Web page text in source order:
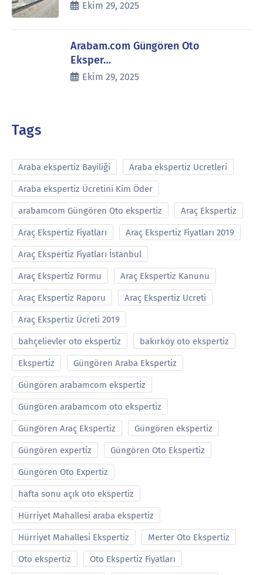
Ekim 29, 2025
Arabam.com Güngören Oto
Eksper…
Ekim 29, 2025
Tags
Araba ekspertiz Bayiliği Araba ekspertiz Ucretleri
Araba ekspertiz Ücretini Kim Öder
arabamcom Güngören Oto ekspertiz Araç Ekspertiz
Araç Ekspertiz Fiyatları Araç Ekspertiz Fiyatları 2019
Araç Ekspertiz Fiyatları İstanbul
Araç Ekspertiz Formu Araç Ekspertiz Kanunu
Araç Ekspertiz Raporu Araç Ekspertiz Ucreti
Araç Ekspertiz Ücreti 2019
bahçelievler oto ekspertiz bakırköy oto ekspertiz
Ekspertiz Güngören Araba Ekspertiz
Güngören arabamcom ekspertiz
Güngören arabamcom oto ekspertiz
Güngören Araç Ekspertiz Güngören ekspertiz
Güngören expertiz Güngören Oto Ekspertiz
Güngören Oto Expertiz
hafta sonu açık oto ekspertiz
Hürriyet Mahallesi araba ekspertiz
Hürriyet Mahallesi Ekspertiz Merter Oto Ekspertiz
Oto ekspertiz Oto Ekspertiz Fiyatları